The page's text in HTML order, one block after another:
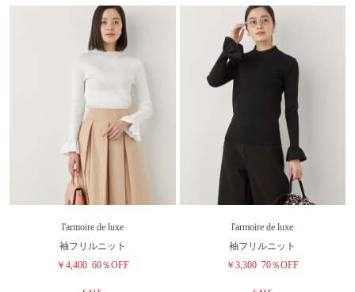
l'armoire de luxe
袖フリルニット
￥4,400 60％OFF
l'armoire de luxe
袖フリルニット
￥3,300 70％OFF